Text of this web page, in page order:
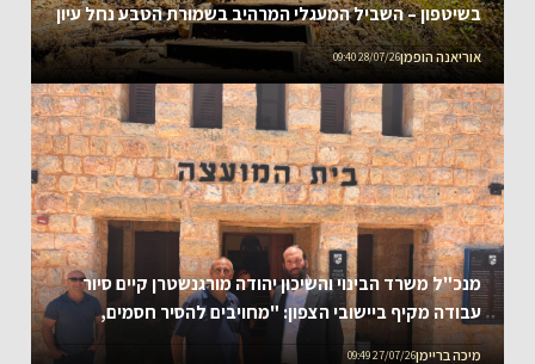
בשיטפון – השביל המעגלי המרהיב בשמורת הטבע נחל עיון
נפתח מחדש
אוריאנה הופמן28/07/26 09:40
מנכ"ל משרד הבינוי והשיכון יהודה מורגנשטרן קיים סיור
עבודה מקיף ביישובי הצפון: "מחויבים להסיר חסמים,
לחזק את הרשויות ולהמשיך את תנופת השיקום והפיתוח"
מיכה בריימן27/07/26 09:49